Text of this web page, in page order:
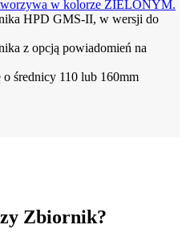
w kolorze ZIELONYM.
HPD GMS-II, w wersji do
z opcją powiadomień na
o średnicy 110 lub 160mm
Zbiornik?